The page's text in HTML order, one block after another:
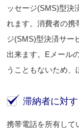
ッセージ(SMS)型決
れます。消費者の携
ジ(SMS)型決済サー
出来ます。Eメール
うこともないため、
滞納者に対
携帯電話を所有して